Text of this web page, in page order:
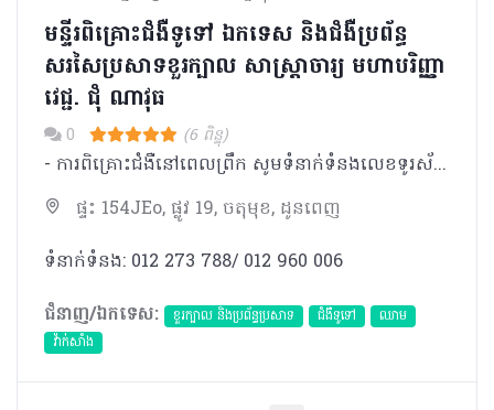
មន្ទីរពិគ្រោះជំងឺទូទៅ ឯកទេស និងជំងឺប្រព័ន្ធ
សរសៃប្រសាទខួរក្បាល សាស្រ្តាចារ្យ មហាបរិញ្ញា
វេជ្ជ. ជុំ ណាវុធ
0 (6 ពិន្ទុ)
- ការពិគ្រោះជំងឺនៅពេលព្រឹក សូមទំនាក់ទំនងលេខទូរស័ព្ទ 098 383 906 -​ ការពិគ្រោះជំងឺនៅពេលរសៀល សូមទំនាក់ទំនងលេខទូរស័ព្ទ 077 757 989 * ករណីសុំពិនិត្យថ្ងៃត្រង់ ចាំបាច់ត្រូវធ្វើការណាត់ជាមុន សូមទំនាក់ទំនងលេខទូរស័ព្ទ 098 383 906/ 012 964 326 ** ករណីបន្ទាន់ សូមទូរស័ព្ទមកកាន់លេខ 012 273 788/012 960 006
ផ្ទះ 154JEo, ផ្លូវ 19, ចតុមុខ, ដូនពេញ
ទំនាក់ទំនង: 012 273 788/ 012 960 006
ជំនាញ/ឯកទេស:
ខួរក្បាល និងប្រព័ន្ធប្រសាទ ជំងឺទូទៅ
ឈាម
វ៉ាក់សាំង